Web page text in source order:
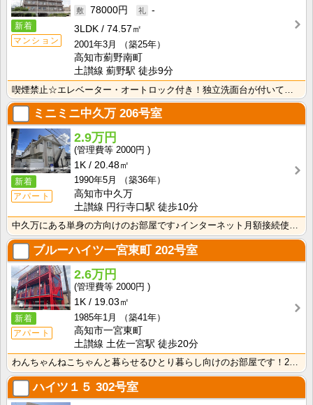
新着
マンション
78000円
-
3LDK
74.57㎡
2001年3月
（築25年）
高知市薊野南町
土讃線 薊野駅 徒歩9分
ミニミニ中久万 206号室
新着
アパート
2.9万円
2000円
1K
20.48㎡
1990年5月
（築36年）
高知市中久万
土讃線 円行寺口駅 徒歩10分
中久万にある単身の方向けのお部屋です♪インターネット月額接続使用無料なので、月々の生活費の節約にもな･･･
ブルーハイツ一宮東町202号室
新着
アパート
2.6万円
2000円
1K
19.03㎡
1985年1月
（築41年）
高知市一宮東町
土讃線 土佐一宮駅 徒歩20分
わんちゃんねこちゃんと暮らせるひとり暮らし向けのお部屋です！2026年6月下旬、ネット無料（Wi-F･･･
ハイツ１５ 302号室